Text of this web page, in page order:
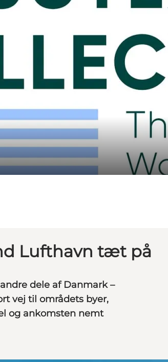
Lufthavn tæt på
dele af Danmark –
vej til områdets byer,
og ankomsten nemt